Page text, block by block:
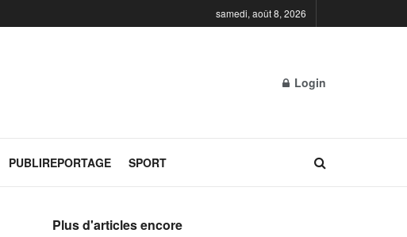
samedi, août 8, 2026
Login
PUBLIREPORTAGE SPORT
Plus d'articles encore